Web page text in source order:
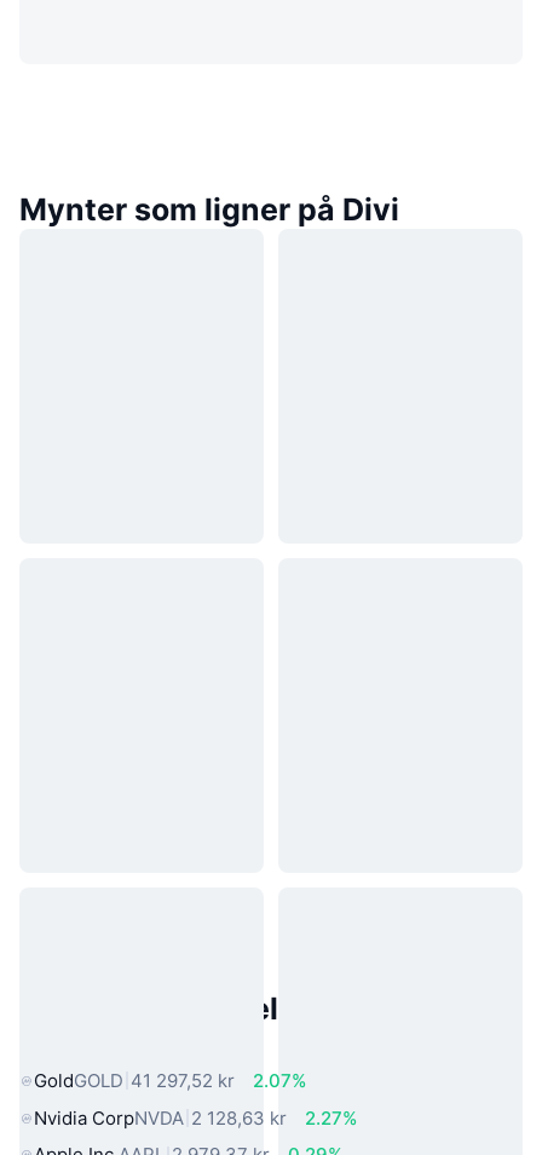
Mynter som ligner på Divi
Populære eiendeler fra den
GoldGOLD 41 297,52 kr
2.07%
Nvidia CorpNVDA 2 128,63 kr
2.27%